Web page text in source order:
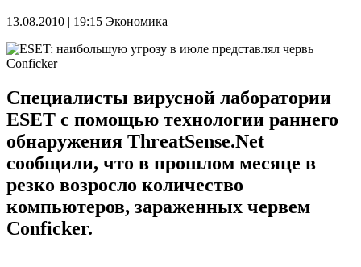
13.08.2010 | 19:15 Экономика
Специалисты вирусной лаборатории
ESET с помощью технологии раннего
обнаружения ThreatSense.Net
сообщили, что в прошлом месяце в
резко возросло количество
компьютеров, зараженных червем
Conficker.